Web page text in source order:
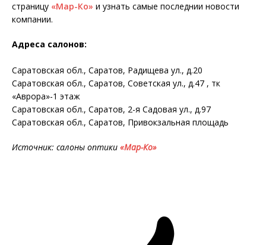
страницу «Мар-Ко» и узнать самые последнии новости
компании.
Адреса салонов:
Саратовская обл., Саратов, Радищева ул., д.20
Саратовская обл., Cаратов, Cоветская ул., д.47 , тк
«Аврора»-1 этаж
Саратовская обл., Саратов, 2-я Садовая ул., д.97
Саратовская обл., Саратов, Привокзальная площадь
Источник: салоны оптики «Мар-Ко»